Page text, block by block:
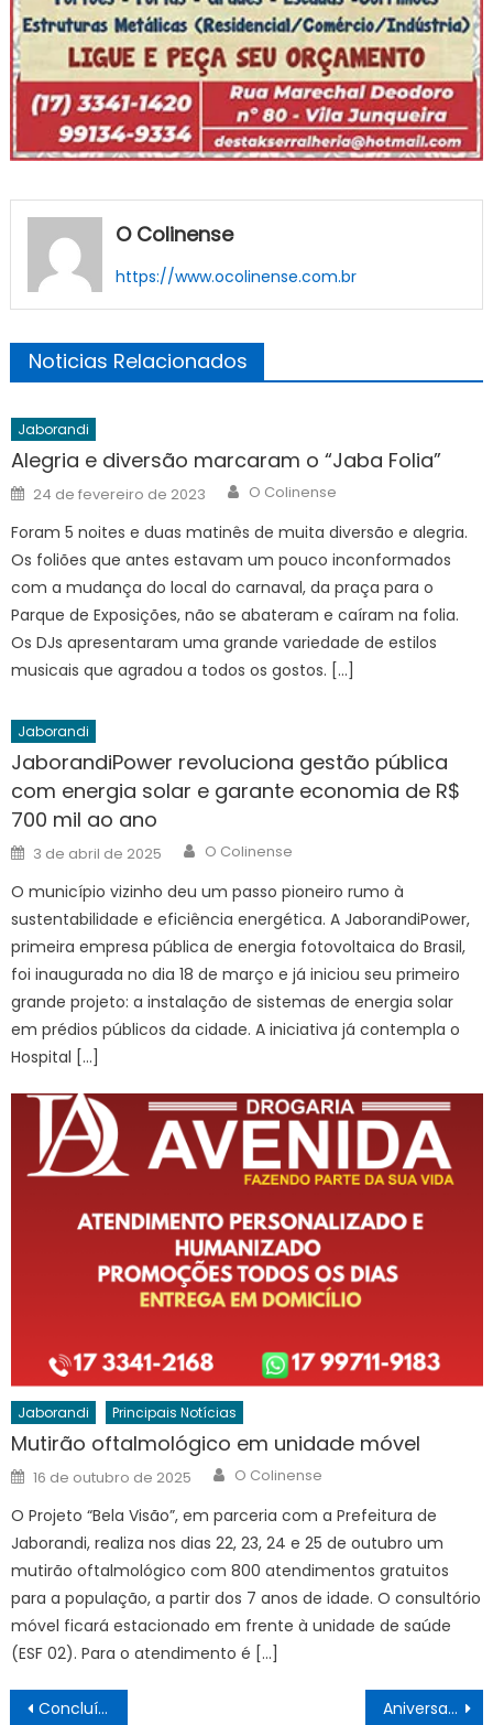
O Colinense
https://www.ocolinense.com.br
Noticias Relacionados
Jaborandi
Alegria e diversão marcaram o “Jaba Folia”
Posted
on
24 de fevereiro de 2023 Author
O Colinense
Foram 5 noites e duas matinês de muita diversão e alegria.
Os foliões que antes estavam um pouco inconformados
com a mudança do local do carnaval, da praça para o
Parque de Exposições, não se abateram e caíram na folia.
Os DJs apresentaram uma grande variedade de estilos
musicais que agradou a todos os gostos. […]
Jaborandi
JaborandiPower revoluciona gestão pública
com energia solar e garante economia de R$
700 mil ao ano
Posted
on
3 de abril de 2025 Author
O Colinense
O município vizinho deu um passo pioneiro rumo à
sustentabilidade e eficiência energética. A JaborandiPower,
primeira empresa pública de energia fotovoltaica do Brasil,
foi inaugurada no dia 18 de março e já iniciou seu primeiro
grande projeto: a instalação de sistemas de energia solar
em prédios públicos da cidade. A iniciativa já contempla o
Hospital […]
Jaborandi Principais Notícias
Mutirão oftalmológico em unidade móvel
Posted
on
16 de outubro de 2025 Author
O Colinense
O Projeto “Bela Visão”, em parceria com a Prefeitura de
Jaborandi, realiza nos dias 22, 23, 24 e 25 de outubro um
mutirão oftalmológico com 800 atendimentos gratuitos
para a população, a partir dos 7 anos de idade. O consultório
móvel ficará estacionado em frente à unidade de saúde
(ESF 02). Para o atendimento é […]
Navegação
Concluída mais uma etapa no Centro de Lazer Aniversariantes 24/03 a 30/03